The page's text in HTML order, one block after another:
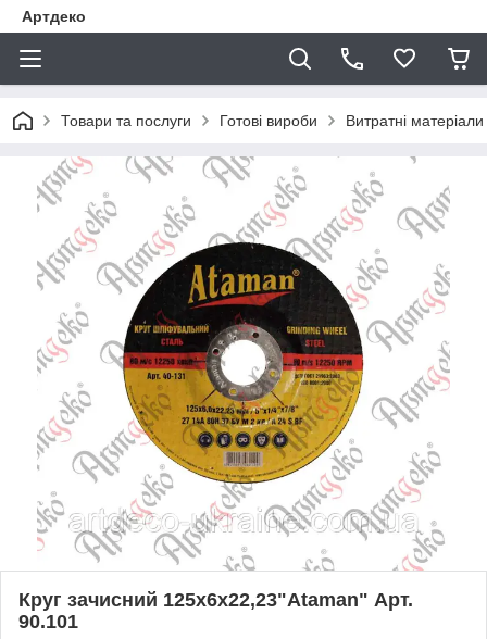
Артдеко
Товари та послуги Готові вироби Витратні матеріали
Круг зачисний 125х6х22,23"Ataman" Арт.
90.101